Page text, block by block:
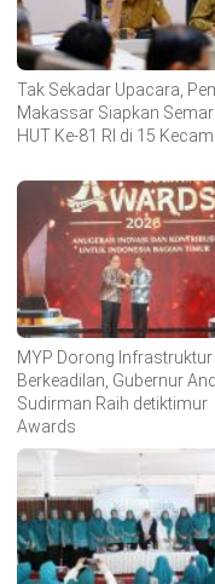
Tak Sekadar Upacara,
Makassar Siapkan
HUT Ke-81 RI di 15
MYP Dorong Infrastruktur
Berkeadilan, Gubernur
Sudirman Raih detiktimur
Awards